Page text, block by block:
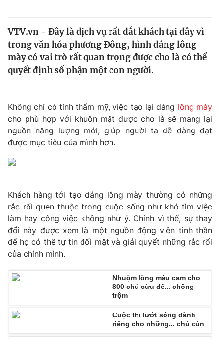
Thế giới
Tin tức
Thế giới đó đây
Kinh tế
Thị trường
Góc doanh nghiệp
Truyền hình
Phim VTV
Hậu trường
Khán giả
Giải sao mai
Giải trí
Âm nhạc
Sao
Du lịch
Làm đẹp
Chất lượng cuộc sống
Giáo dục
Tuyển sinh
Học trực tuyến
Công nghệ
Hitech Công nghệ tương lai
Sản phẩm
Tư vấn
VTV.vn - Đây là dịch vụ rất đắt khách tại đây vì
trong văn hóa phương Đông, hình dáng lông
mày có vai trò rất quan trọng được cho là có thể
quyết định số phận một con người.
Không chỉ có tính thẩm mỹ, việc tạo lại dáng lông mày
cho phù hợp với khuôn mặt được cho là sẽ mang lại
nguồn năng lượng mới, giúp người ta dễ dàng đạt
được mục tiêu của mình hơn.
Khách hàng tới tạo dáng lông mày thường có những
rắc rối quen thuộc trong cuộc sống như khó tìm việc
làm hay công việc không như ý. Chính vì thế, sự thay
đổi này được xem là một nguồn động viên tinh thần
để họ có thể tự tin đối mặt và giải quyết những rắc rối
của chính mình.
Nhuộm lông màu cam cho
800 chú cừu để... chống
trộm
Cuộc thi lướt sóng dành
riêng cho những... chú cún